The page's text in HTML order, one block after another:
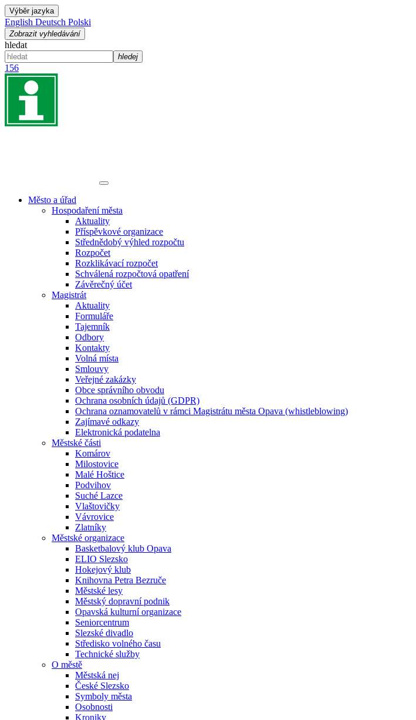
Výběr jazyka
English Deutsch Polski
Zobrazit vyhledávání
hledat
hledej
156
Město a úřad
Hospodaření města
Aktuality
Příspěvkové organizace
Střednědobý výhled rozpočtu
Rozpočet
Rozklikávací rozpočet
Schválená rozpočtová opatření
Závěrečný účet
Magistrát
Aktuality
Formuláře
Tajemník
Odbory
Kontakty
Volná místa
Smlouvy
Veřejné zakázky
Obce správního obvodu
Ochrana osobních údajů (GDPR)
Ochrana oznamovatelů v rámci Magistrátu města Opava (whistleblowing)
Zajímavé odkazy
Elektronická podatelna
Městské části
Komárov
Milostovice
Malé Hoštice
Podvihov
Suché Lazce
Vlaštovičky
Vávrovice
Zlatníky
Městské organizace
Basketbalový klub Opava
ELIO Slezsko
Hokejový klub
Knihovna Petra Bezruče
Městské lesy
Městský dopravní podnik
Opavská kulturní organizace
Seniorcentrum
Slezské divadlo
Středisko volného času
Technické služby
O městě
Městská nej
České Slezsko
Symboly města
Osobnosti
Kroniky